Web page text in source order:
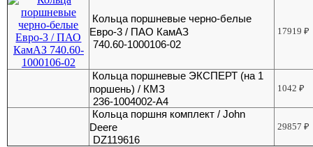
Кольца поршневые черно-белые
Евро-3 / ПАО КамАЗ
740.60-1000106-02
17919₽
Кольца поршневые ЭКСПЕРТ (на 1
поршень) / КМЗ
236-1004002-А4
1042₽
Кольца поршня комплект / John
Deere
DZ119616
29857₽